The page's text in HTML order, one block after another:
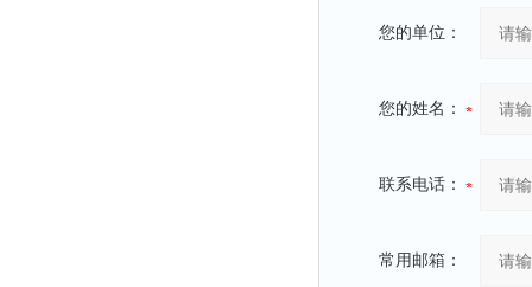
您的单位：
您的姓名：
联系电话：
常用邮箱：